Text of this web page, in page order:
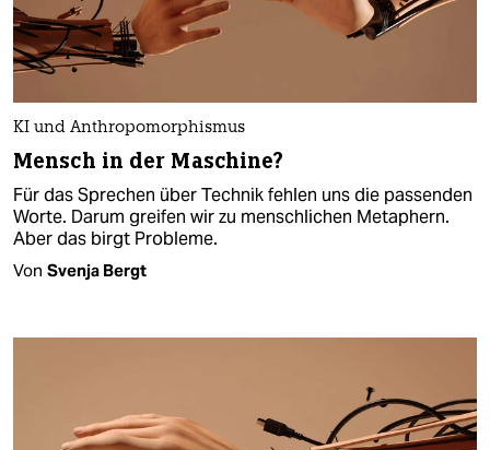
KI und Anthropomorphismus
Mensch in der Maschine?
Für das Sprechen über Technik fehlen uns die passenden
Worte. Darum greifen wir zu menschlichen Metaphern.
Aber das birgt Probleme.
Von Svenja Bergt